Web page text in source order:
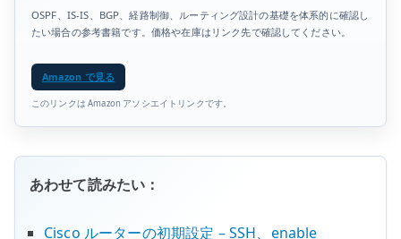
OSPF、IS-IS、BGP、経路制御、ルーティング設計の基礎を体系的に確認し
たい場合の参考書籍です。価格や在庫はリンク先で確認してください。
Amazon で見る
このリンクは Amazon アソシエイトリンクです。
あわせて読みたい：
Cisco ルーターの初期設定 – SSH、enable